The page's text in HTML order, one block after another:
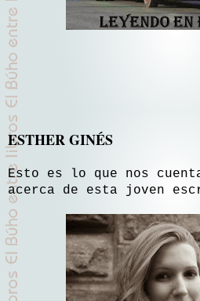
ESTHER GINÉS
Esto es lo que nos
acerca de esta joven